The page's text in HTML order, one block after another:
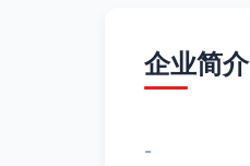
企业简介
-